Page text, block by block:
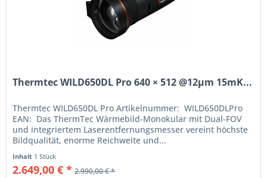
Thermtec WILD650DL Pro 640 × 512 @12μm 15mK...
Thermtec WILD650DL Pro Artikelnummer: WILD650DLPro
EAN: Das ThermTec Wärmebild-Monokular mit Dual-FOV
und integriertem Laserentfernungsmesser vereint höchste
Bildqualität, enorme Reichweite und...
Inhalt 1 Stück
2.649,00 € * 2.990,00 € *